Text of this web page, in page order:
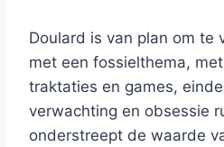
Doulard is van plan om te
met een fossielthema,
traktaties en games,
verwachting en obsessie
onderstreept de waarde